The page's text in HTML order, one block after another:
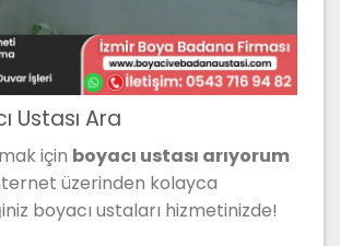
Ustası Ara
için boyacı ustası arıyorum
üzerinden kolayca
boyacı ustaları hizmetinizde!